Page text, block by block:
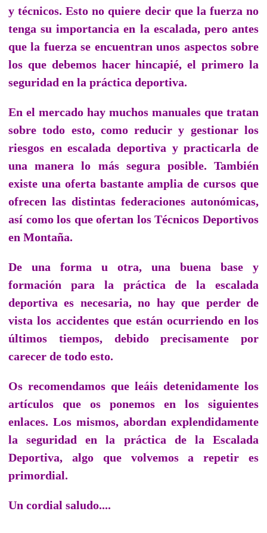
y técnicos. Esto no quiere decir que la fuerza no
tenga su importancia en la escalada, pero antes
que la fuerza se encuentran unos aspectos sobre
los que debemos hacer hincapié, el primero la
seguridad en la práctica deportiva.
En el mercado hay muchos manuales que tratan
sobre todo esto, como reducir y gestionar los
riesgos en escalada deportiva y practicarla de
una manera lo más segura posible. También
existe una oferta bastante amplia de cursos que
ofrecen las distintas federaciones autonómicas,
así como los que ofertan los Técnicos Deportivos
en Montaña.
De una forma u otra, una buena base y
formación para la práctica de la escalada
deportiva es necesaria, no hay que perder de
vista los accidentes que están ocurriendo en los
últimos tiempos, debido precisamente por
carecer de todo esto.
Os recomendamos que leáis detenidamente los
artículos que os ponemos en los siguientes
enlaces. Los mismos, abordan explendidamente
la seguridad en la práctica de la Escalada
Deportiva, algo que volvemos a repetir es
primordial.
Un cordial saludo....